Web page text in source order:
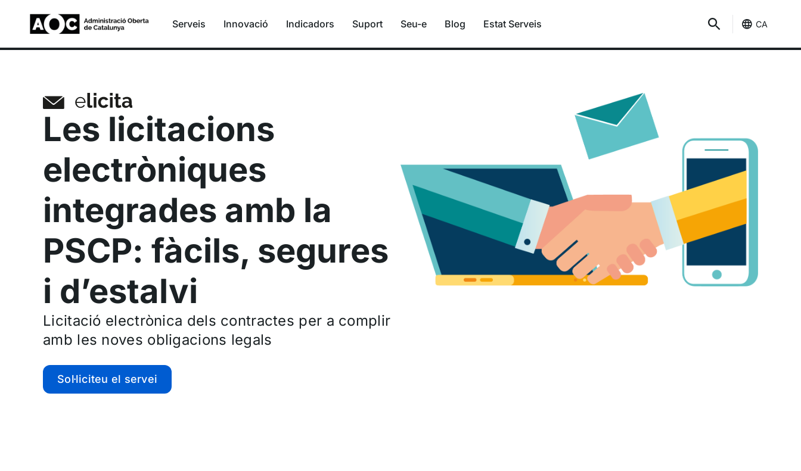
Serveis Innovació Indicadors Suport Seu-e Blog Estat Serveis CA
Les licitacions
electròniques
integrades amb la
PSCP: fàcils, segures
i d’estalvi
Licitació electrònica dels contractes per a complir
amb les noves obligacions legals
Sol·liciteu el servei